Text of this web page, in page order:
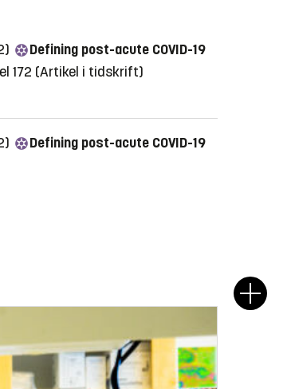
Defining post-acute COVID-19
172 (Artikel i tidskrift)
Defining post-acute COVID-19